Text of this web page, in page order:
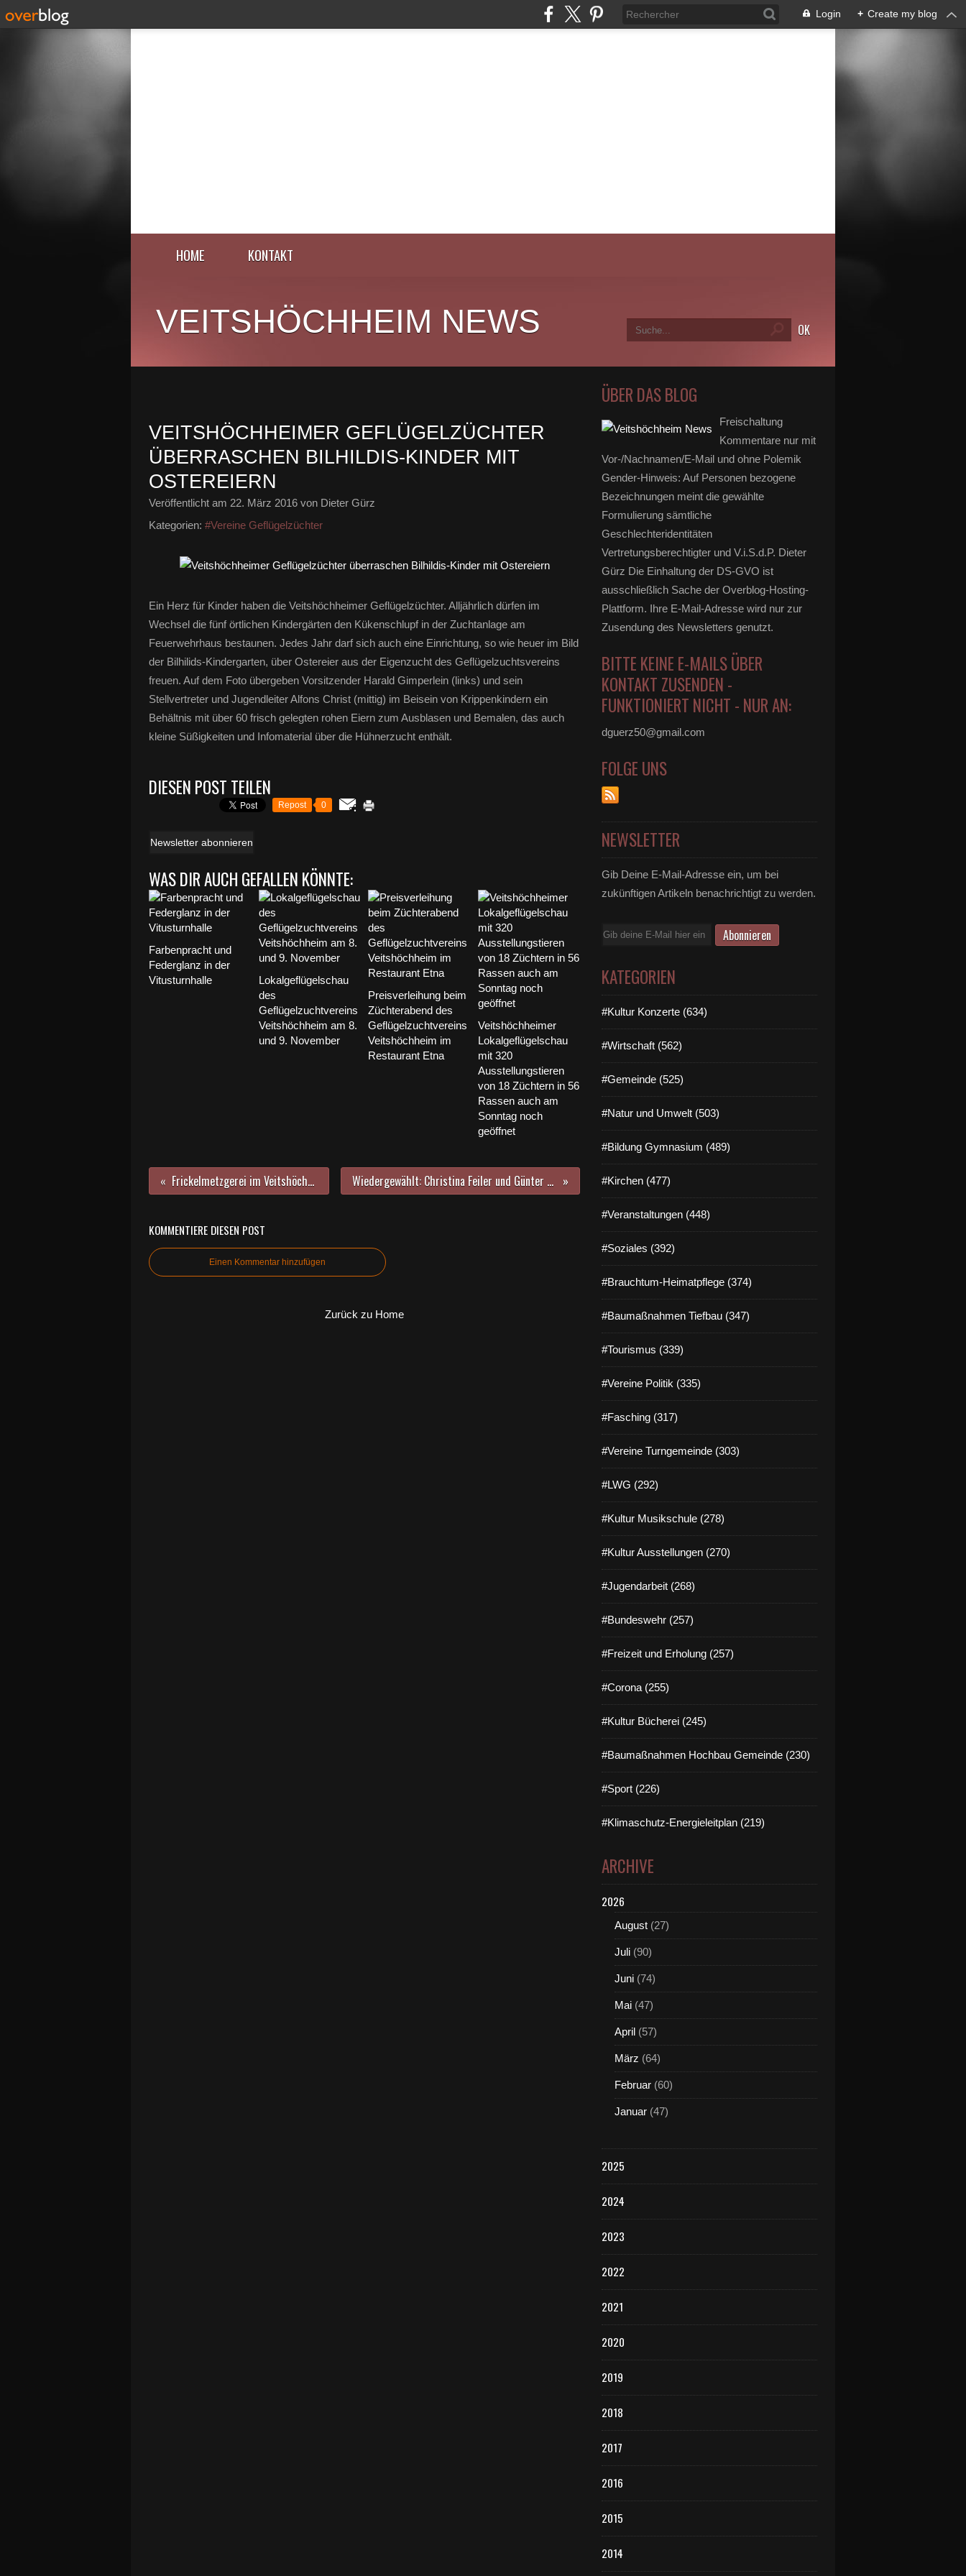
Login + Create my blog
HOME KONTAKT
VEITSHÖCHHEIM NEWS
VEITSHÖCHHEIMER GEFLÜGELZÜCHTER
ÜBERRASCHEN BILHILDIS-KINDER MIT
OSTEREIERN
Veröffentlicht am 22. März 2016 von Dieter Gürz
Kategorien: #Vereine Geflügelzüchter
Ein Herz für Kinder haben die Veitshöchheimer Geflügelzüchter. Alljährlich dürfen im
Wechsel die fünf örtlichen Kindergärten den Kükenschlupf in der Zuchtanlage am
Feuerwehrhaus bestaunen. Jedes Jahr darf sich auch eine Einrichtung, so wie heuer im Bild
der Bilhilids-Kindergarten, über Ostereier aus der Eigenzucht des Geflügelzuchtsvereins
freuen. Auf dem Foto übergeben Vorsitzender Harald Gimperlein (links) und sein
Stellvertreter und Jugendleiter Alfons Christ (mittig) im Beisein von Krippenkindern ein
Behältnis mit über 60 frisch gelegten rohen Eiern zum Ausblasen und Bemalen, das auch
kleine Süßigkeiten und Infomaterial über die Hühnerzucht enthält.
DIESEN POST TEILEN
Repost 0
Newsletter abonnieren
WAS DIR AUCH GEFALLEN KÖNNTE:
Farbenpracht und
Federglanz in der
Vitusturnhalle
Lokalgeflügelschau
des
Geflügelzuchtvereins
Veitshöchheim am 8.
und 9. November
Preisverleihung beim
Züchterabend des
Geflügelzuchtvereins
Veitshöchheim im
Restaurant Etna
Veitshöchheimer
Lokalgeflügelschau
mit 320
Ausstellungstieren
von 18 Züchtern in 56
Rassen auch am
Sonntag noch
geöffnet
Frickelmetzgerei im Veitshöchheimer Ortszentrum an der Vituskirche eröffnet Wiedergewählt: Christina Feiler und Günter Thein bilden weiter die Doppelspitze der Veitshöchheimer Grünen
KOMMENTIERE DIESEN POST
Einen Kommentar hinzufügen
Zurück zu Home
ÜBER DAS BLOG
Freischaltung
Kommentare nur mit
Vor-/Nachnamen/E-Mail und ohne Polemik
Gender-Hinweis: Auf Personen bezogene
Bezeichnungen meint die gewählte
Formulierung sämtliche
Geschlechteridentitäten
Vertretungsberechtigter und V.i.S.d.P. Dieter
Gürz Die Einhaltung der DS-GVO ist
ausschließlich Sache der Overblog-Hosting-
Plattform. Ihre E-Mail-Adresse wird nur zur
Zusendung des Newsletters genutzt.
BITTE KEINE E-MAILS ÜBER
KONTAKT ZUSENDEN -
FUNKTIONIERT NICHT - NUR AN:
dguerz50@gmail.com
FOLGE UNS
NEWSLETTER
Gib Deine E-Mail-Adresse ein, um bei
zukünftigen Artikeln benachrichtigt zu werden.
E-
KATEGORIEN
#Kultur Konzerte (634)
#Wirtschaft (562)
#Gemeinde (525)
#Natur und Umwelt (503)
#Bildung Gymnasium (489)
#Kirchen (477)
#Veranstaltungen (448)
#Soziales (392)
#Brauchtum-Heimatpflege (374)
#Baumaßnahmen Tiefbau (347)
#Tourismus (339)
#Vereine Politik (335)
#Fasching (317)
#Vereine Turngemeinde (303)
#LWG (292)
#Kultur Musikschule (278)
#Kultur Ausstellungen (270)
#Jugendarbeit (268)
#Bundeswehr (257)
#Freizeit und Erholung (257)
#Corona (255)
#Kultur Bücherei (245)
#Baumaßnahmen Hochbau Gemeinde (230)
#Sport (226)
#Klimaschutz-Energieleitplan (219)
ARCHIVE
2026
August (27)
Juli (90)
Juni (74)
Mai (47)
April (57)
März (64)
Februar (60)
Januar (47)
2025
2024
2023
2022
2021
2020
2019
2018
2017
2016
2015
2014